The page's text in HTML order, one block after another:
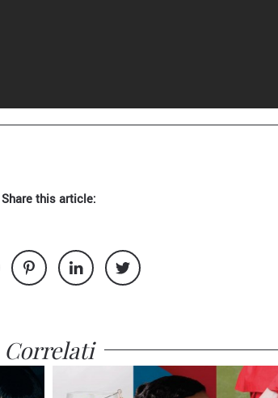
Share this article:
Correlati